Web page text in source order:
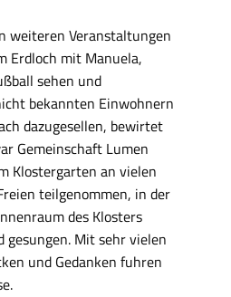
weiteren Veranstaltungen
Erdloch mit Manuela,
sehen und
bekannten Einwohnern
dazugesellen, bewirtet
Gemeinschaft Lumen
Klostergarten an vielen
teilgenommen, in der
des Klosters
Mit sehr vielen
und Gedanken fuhren